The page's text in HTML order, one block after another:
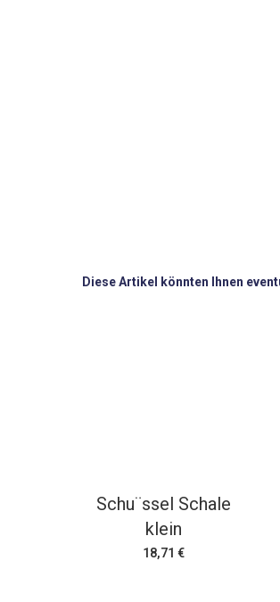
Diese Artikel könnten Ihnen
Schu¨ssel Schale
klein
18,71 €